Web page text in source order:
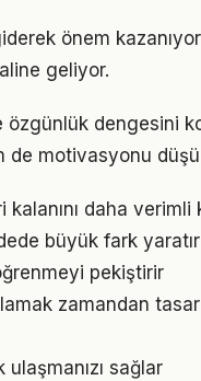
önem kazanıyor.
geliyor.
dengesini
de motivasyonu
daha verimli
büyük fark yaratır
pekiştirir
zamandan
sağlar